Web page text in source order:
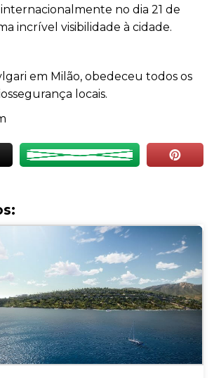
no dia 21 de
incrível visibilidade à cidade.
em Milão, obedeceu todos os
locais.